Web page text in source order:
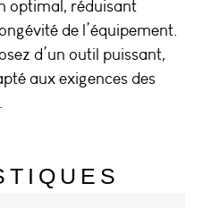
optimal, réduisant
de l’équipement.
d’un outil puissant,
aux exigences des